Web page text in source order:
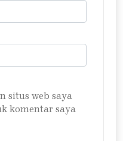
situs web saya
komentar saya